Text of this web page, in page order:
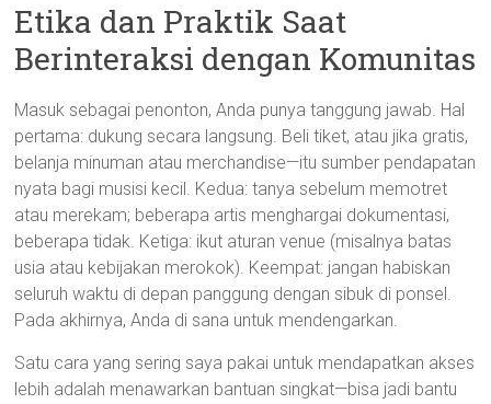
Etika dan Praktik Saat
Berinteraksi dengan Komunitas
Masuk sebagai penonton, Anda punya tanggung jawab. Hal
pertama: dukung secara langsung. Beli tiket, atau jika gratis,
belanja minuman atau merchandise—itu sumber pendapatan
nyata bagi musisi kecil. Kedua: tanya sebelum memotret
atau merekam; beberapa artis menghargai dokumentasi,
beberapa tidak. Ketiga: ikut aturan venue (misalnya batas
usia atau kebijakan merokok). Keempat: jangan habiskan
seluruh waktu di depan panggung dengan sibuk di ponsel.
Pada akhirnya, Anda di sana untuk mendengarkan.
Satu cara yang sering saya pakai untuk mendapatkan akses
lebih adalah menawarkan bantuan singkat—bisa jadi bantu